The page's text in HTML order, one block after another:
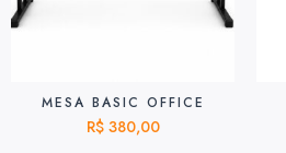
MESA BASIC OFFICE
R$380,00